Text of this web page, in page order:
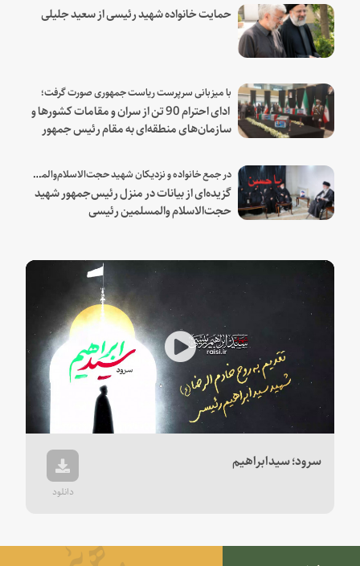
حمایت خانواده شهید رئیسی از سعید جلیلی
با میزبانی سرپرست ریاست جمهوری صورت گرفت؛
ادای احترام 90 تن از سران و مقامات کشورها و
سازمان‌های منطقه‌ای به مقام رئیس جمهور
در جمع خانواده و نزدیکان شهید حجت‌الاسلام‌والمسلمین رئیسی:
گزیده‌ای از بیانات در منزل رئیس‌جمهور شهید
حجت‌الاسلام والمسلمین رئیسی
Play
Video
سرود؛ سیدابراهیم
دانلود